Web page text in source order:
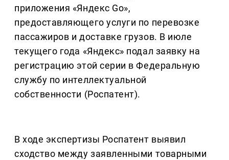
приложения «Яндекс Go»,
предоставляющего услуги по перевозке
пассажиров и доставке грузов. В июле
текущего года «Яндекс» подал заявку на
регистрацию этой серии в Федеральную
службу по интеллектуальной
собственности (Роспатент).
В ходе экспертизы Роспатент выявил
сходство между заявленными товарными